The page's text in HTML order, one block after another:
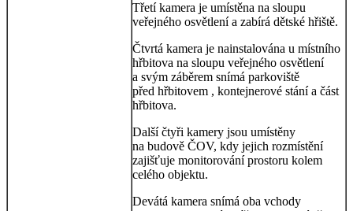
Třetí kamera je umístěna na sloupu
veřejného osvětlení a zabírá dětské hřiště.
Čtvrtá kamera je nainstalována u místního
hřbitova na sloupu veřejného osvětlení
a svým záběrem snímá parkoviště
před hřbitovem , kontejnerové stání a část
hřbitova.
Další čtyři kamery jsou umístěny
na budově ČOV, kdy jejich rozmístění
zajišťuje monitorování prostoru kolem
celého objektu.
Devátá kamera snímá oba vchody